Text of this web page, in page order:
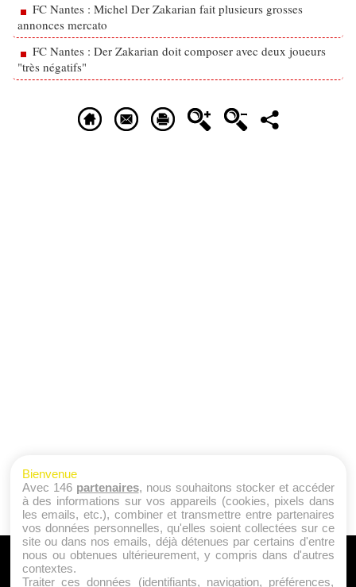
FC Nantes : Michel Der Zakarian fait plusieurs grosses
annonces mercato
FC Nantes : Der Zakarian doit composer avec deux joueurs
"très négatifs"
A PROPOS
Bienvenue
Avec 146 partenaires, nous souhaitons stocker et accéder
à des informations sur vos appareils (cookies, pixels dans
les emails, etc.), combiner et transmettre entre partenaires
vos données personnelles, qu'elles soient collectées sur ce
site ou dans nos emails, déjà détenues par certains d'entre
nous ou obtenues ultérieurement, y compris dans d'autres
contextes.
Traiter ces données (identifiants, navigation, préférences,